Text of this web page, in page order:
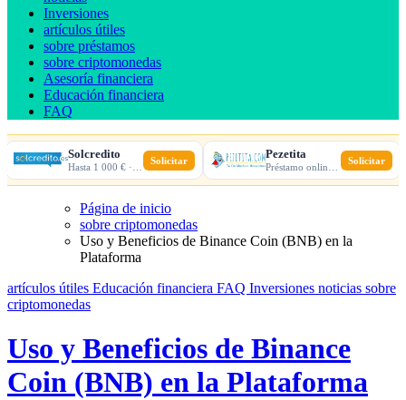
Inversiones
artículos útiles
sobre préstamos
sobre criptomonedas
Asesoría financiera
Educación financiera
FAQ
Solcredito Solicitar Pezetita Solicitar
Página de inicio
sobre criptomonedas
Uso y Beneficios de Binance Coin (BNB) en la
Plataforma
artículos útiles Educación financiera FAQ Inversiones noticias sobre
criptomonedas
Uso y Beneficios de Binance
Coin (BNB) en la Plataforma